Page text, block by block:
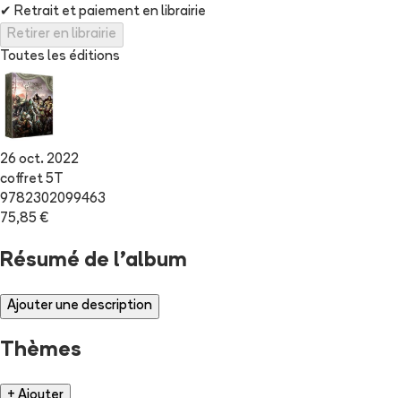
✔ Retrait et paiement en librairie
Retirer en librairie
Toutes les éditions
26 oct. 2022
coffret 5T
9782302099463
75,85 €
Résumé de l'album
Ajouter une description
Thèmes